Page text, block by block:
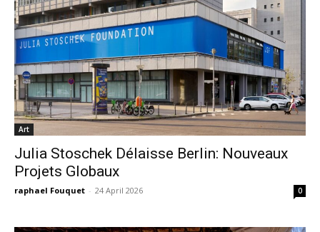
Art
Julia Stoschek Délaisse Berlin: Nouveaux
Projets Globaux
raphael Fouquet - 24 April 2026 0